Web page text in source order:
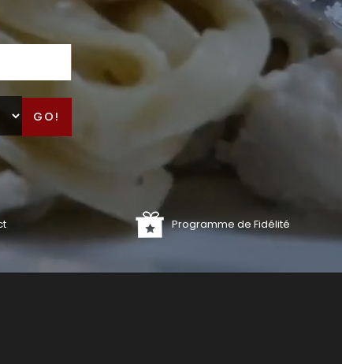
GO!
Programme de Fidélité